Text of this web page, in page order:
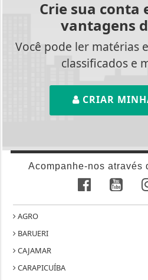
Crie sua conta
vantagens
Você pode ler matérias
classificados e
CRIAR
Acompanhe-nos através
AGRO
BARUERI
CAJAMAR
CARAPICUÍBA